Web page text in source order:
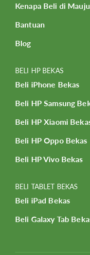
Kenapa Beli di
Bantuan
Blog
BELI HP BEKAS
Beli iPhone Bekas
Beli HP Samsung
Beli HP Xiaomi
Beli HP Oppo Bekas
Beli HP Vivo Bekas
BELI TABLET BEKAS
Beli iPad Bekas
Beli Galaxy Tab